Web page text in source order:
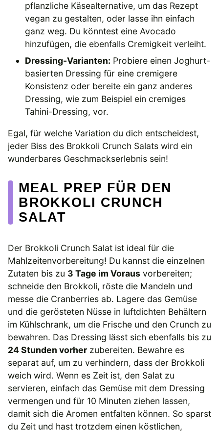
pflanzliche Käsealternative, um das Rezept
vegan zu gestalten, oder lasse ihn einfach
ganz weg. Du könntest eine Avocado
hinzufügen, die ebenfalls Cremigkeit verleiht.
Dressing-Varianten: Probiere einen Joghurt-
basierten Dressing für eine cremigere
Konsistenz oder bereite ein ganz anderes
Dressing, wie zum Beispiel ein cremiges
Tahini-Dressing, vor.
Egal, für welche Variation du dich entscheidest,
jeder Biss des Brokkoli Crunch Salats wird ein
wunderbares Geschmackserlebnis sein!
MEAL PREP FÜR DEN
BROKKOLI CRUNCH
SALAT
Der Brokkoli Crunch Salat ist ideal für die
Mahlzeitenvorbereitung! Du kannst die einzelnen
Zutaten bis zu 3 Tage im Voraus vorbereiten;
schneide den Brokkoli, röste die Mandeln und
messe die Cranberries ab. Lagere das Gemüse
und die gerösteten Nüsse in luftdichten Behältern
im Kühlschrank, um die Frische und den Crunch zu
bewahren. Das Dressing lässt sich ebenfalls bis zu
24 Stunden vorher zubereiten. Bewahre es
separat auf, um zu verhindern, dass der Brokkoli
weich wird. Wenn es Zeit ist, den Salat zu
servieren, einfach das Gemüse mit dem Dressing
vermengen und für 10 Minuten ziehen lassen,
damit sich die Aromen entfalten können. So sparst
du Zeit und hast trotzdem einen köstlichen,